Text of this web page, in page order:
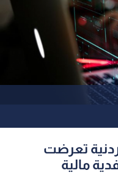
تعرضت
مالية